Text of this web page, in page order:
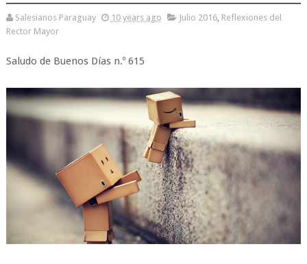
Salesianos Paraguay 10 years ago Julio 2016, Reflexiones del
Rector Mayor
Saludo de Buenos Días n.º 615